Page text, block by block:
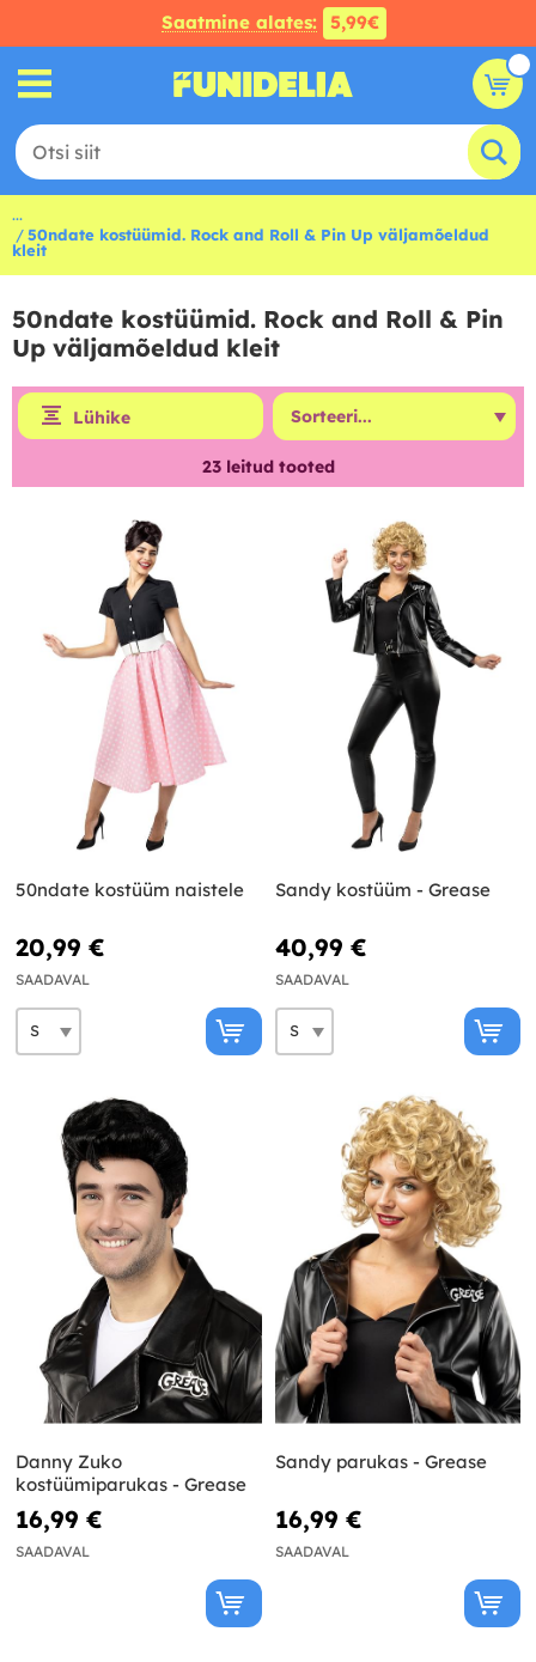
Saatmine alates: 5,99€
...
50ndate kostüümid. Rock and Roll & Pin Up väljamõeldud
kleit
50ndate kostüümid. Rock and Roll & Pin
Up väljamõeldud kleit
Lühike
23leitud tooted
50ndate kostüüm naistele
20,99 €
SAADAVAL
Sandy kostüüm - Grease
40,99 €
SAADAVAL
Danny Zuko
kostüümiparukas - Grease
16,99 €
SAADAVAL
Sandy parukas - Grease
16,99 €
SAADAVAL